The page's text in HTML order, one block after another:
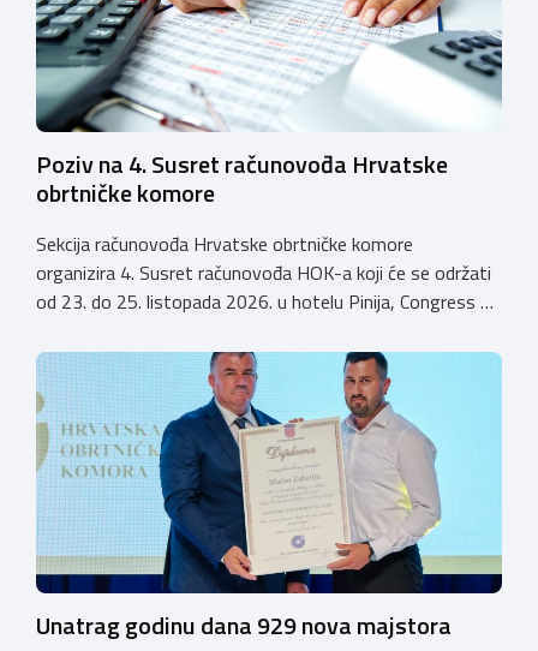
Poziv na 4. Susret računovođa Hrvatske
obrtničke komore
Sekcija računovođa Hrvatske obrtničke komore
organizira 4. Susret računovođa HOK-a koji će se održati
od 23. do 25. listopada 2026. u hotelu Pinija, Congress &
otvoren u petak, 23. listopada 2026. u
poslijepodnevnim, uz uvodno predavanje i pozdrav
domaćina. Tijekom subote, 24. listopada, održavat će se
predavanja, interaktivne radionice te okrugli stolovi na
aktualne teme. […]
Unatrag godinu dana 929 nova majstora